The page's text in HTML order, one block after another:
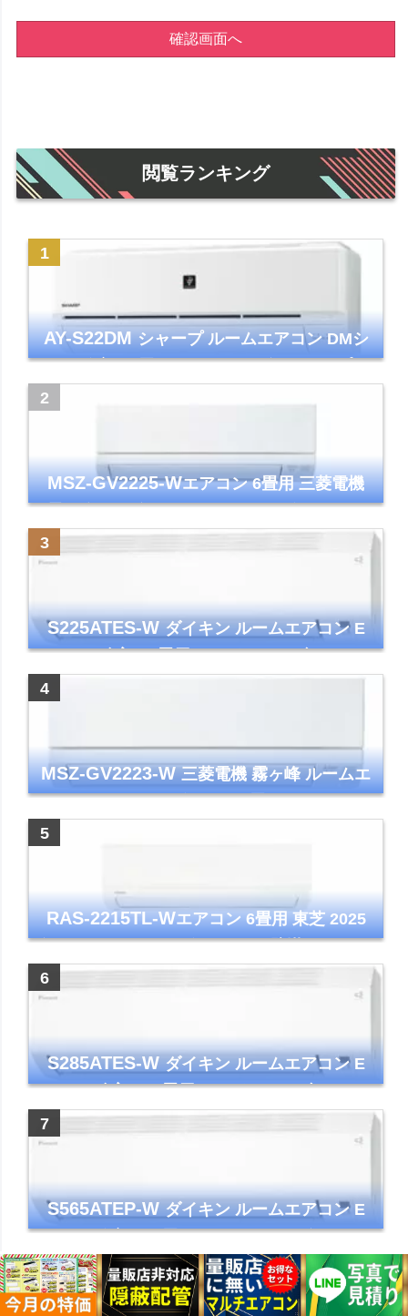
確認画面へ
閲覧ランキング
AY-S22DMシャープ ルームエアコン DMシ
リーズ 主に6畳 ホワイト 2024年モデル プラ
MSZ-GV2225-Wエアコン 6畳用 三菱電機
霧ヶ峰 2025年モデル GVシリーズ ピュアホ
ワイト 清潔 除湿 単相100V
S225ATES-Wダイキン ルームエアコン E
シリーズ 主に6畳用 ホワイト 2025年モデル
MSZ-GV2223-W三菱電機 霧ヶ峰 ルームエ
アコン GVシリーズ おもに6畳用 ピュアホワ
RAS-2215TL-Wエアコン 6畳用 東芝 2025
年モデル TLシリーズ ホワイト 壁掛け クーラ
ー コンパクト 清潔
S285ATES-Wダイキン ルームエアコン E
シリーズ 主に10畳用 ホワイト 2025年モデル
コンパクトモデル ストリーマ
S565ATEP-Wダイキン ルームエアコン E
シリーズ 主に18畳用 ホワイト 2025年モデル
コンパクトモデル ストリーマ